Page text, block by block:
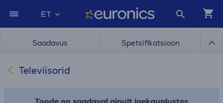
ET
Saadavus Spetsifikatsioon
Televiisorid